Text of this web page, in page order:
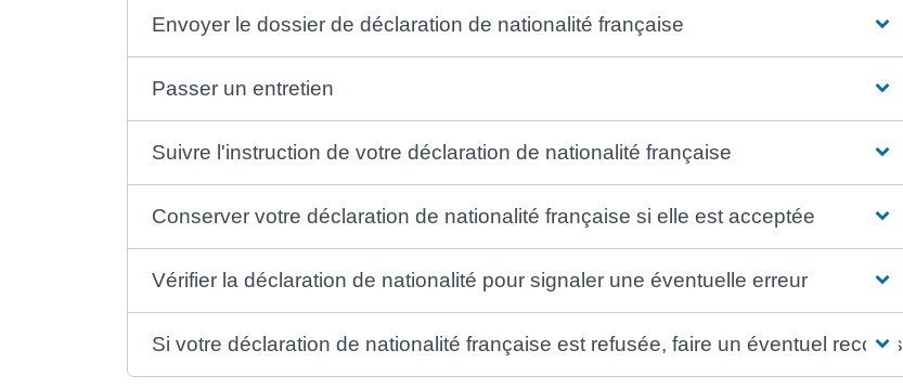
Envoyer le dossier de déclaration de nationalité française
Passer un entretien
Suivre l'instruction de votre déclaration de nationalité française
Conserver votre déclaration de nationalité française si elle est acceptée
Vérifier la déclaration de nationalité pour signaler une éventuelle erreur
Si votre déclaration de nationalité française est refusée, faire un éventuel recours